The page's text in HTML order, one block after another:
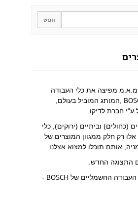
מ.א.מ מפיצה את כלי העבודה
,המותג המוביל בעולם,
חברת לדיקו.
(כחולים) וביתיים (ירוקים), כלי
אלו רק חלק ממגוון המוצרים של
אותם תוכלו למצוא אצלנו.
התצוגה החדש.
העבודה החשמליים של BOSCH
-